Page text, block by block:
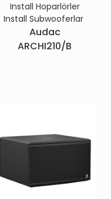
Install Hoparlörler
Install Subwooferlar
Audac
ARCHI210/B